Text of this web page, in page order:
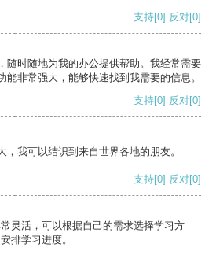
支持[0] 反对[0]
随时随地为我的办公提供帮助。我经常需要
能非常强大，能够快速找到我需要的信息。
支持[0] 反对[0]
，我可以结识到来自世界各地的朋友。
支持[0] 反对[0]
灵活，可以根据自己的需求选择学习方
排学习进度。